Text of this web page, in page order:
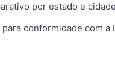
por estado e cidade
conformidade com a